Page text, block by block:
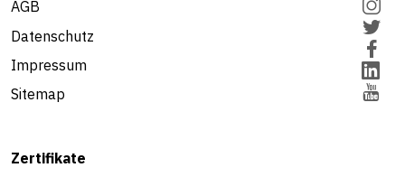
AGB
Datenschutz
Impressum
Sitemap
Zertifikate